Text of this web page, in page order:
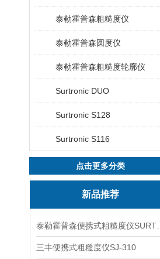
泰勒霍普森粗糙度仪
泰勒霍普森圆度仪
泰勒霍普森粗糙度轮廓仪
Surtronic DUO
Surtronic S128
Surtronic S116
点击更多分类
新品推荐
三丰便携式粗糙度仪SJ-310